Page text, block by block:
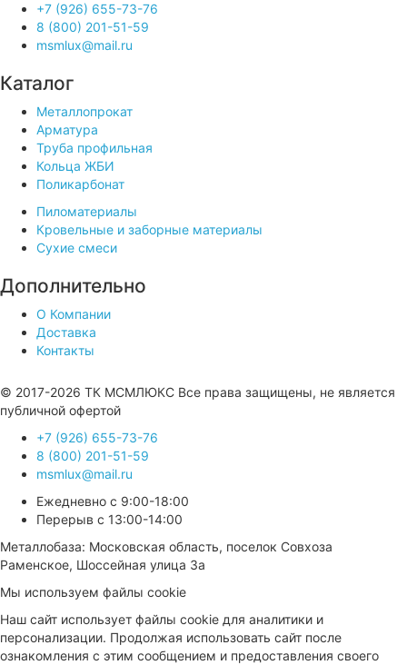
+7 (926) 655-73-76
8 (800) 201-51-59
msmlux@mail.ru
Каталог
Металлопрокат
Арматура
Труба профильная
Кольца ЖБИ
Поликарбонат
Пиломатериалы
Кровельные и заборные материалы
Сухие смеси
Дополнительно
О Компании
Доставка
Контакты
© 2017-2026 ТК МСМЛЮКС Все права защищены, не является
публичной офертой
+7 (926) 655-73-76
8 (800) 201-51-59
msmlux@mail.ru
Ежедневно с 9:00-18:00
Перерыв с 13:00-14:00
Металлобаза: Московская область, поселок Совхоза
Раменское, Шоссейная улица 3а
Мы используем файлы cookie
Наш сайт использует файлы cookie для аналитики и
персонализации. Продолжая использовать сайт после
ознакомления с этим сообщением и предоставления своего